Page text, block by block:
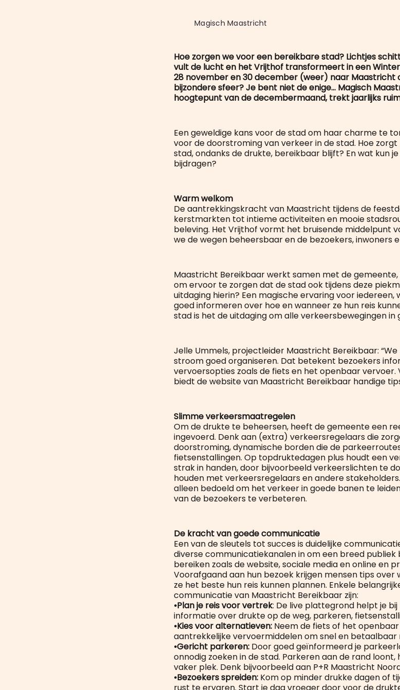
Magisch Maastricht
Hoe zorgen we voor een bereikbare stad? Lichtjes
vult de lucht en het Vrijthof transformeert in een
28 november en 30 december (weer) naar Maastricht
bijzondere sfeer? Je bent niet de enige… Magisch
hoogtepunt van de decembermaand, trekt jaarlijks
Een geweldige kans voor de stad om haar charme te
voor de doorstroming van verkeer in de stad. Hoe
stad, ondanks de drukte, bereikbaar blijft? En wat kun
bijdragen?
Warm welkom
De aantrekkingskracht van Maastricht tijdens de
kerstmarkten tot intieme activiteiten en mooie
beleving. Het Vrijthof vormt het bruisende middelpunt
we de wegen beheersbaar en de bezoekers, inwoners
Maastricht Bereikbaar werkt samen met de
om ervoor te zorgen dat de stad ook tijdens deze
uitdaging hierin? Een magische ervaring voor
goed informeren over hoe en wanneer ze hun reis
stad is het de uitdaging om alle verkeersbewegingen in
Jelle Ummels, projectleider Maastricht Bereikbaar:
stroom goed organiseren. Dat betekent bezoekers
vervoersopties zoals de fiets en het openbaar
biedt de website van Maastricht Bereikbaar handige
Slimme verkeersmaatregelen
Om de drukte te beheersen, heeft de gemeente een
ingevoerd. Denk aan (extra) verkeersregelaars die
doorstroming, dynamische borden die de
fietsenstallingen. Op topdruktedagen plus houdt een
strak in handen, door bijvoorbeeld verkeerslichten te
houden met verkeersregelaars en andere
alleen bedoeld om het verkeer in goede banen te
van de bezoekers te verbeteren.
De kracht van goede communicatie
Een van de sleutels tot succes is duidelijke
diverse communicatiekanalen in om een breed publiek
bereiken zoals de website, sociale media en online en
Voorafgaand aan hun bezoek krijgen mensen tips
ze het beste hun reis kunnen plannen. Enkele
communicatie van Maastricht Bereikbaar zijn:
•Plan je reis voor vertrek: De live plattegrond helpt je
informatie over drukte op de weg, parkeren,
•Kies voor alternatieven: Neem de fiets of het
aantrekkelijke vervoermiddelen om snel en betaalbaar
•Gericht parkeren: Door goed geïnformeerd je
onnodig zoeken in de stad. Parkeren aan de rand loont,
vaker plek. Denk bijvoorbeeld aan P+R Maastricht
•Bezoekers spreiden: Kom op minder drukke dagen of